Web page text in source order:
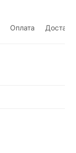
Оплата